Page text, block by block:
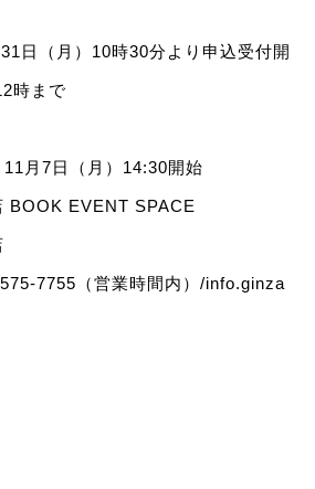
日（月）10時30分より申込受付開
時まで
月7日（月）14:30開始
BOOK EVENT SPACE
7755（営業時間内）/info.ginza